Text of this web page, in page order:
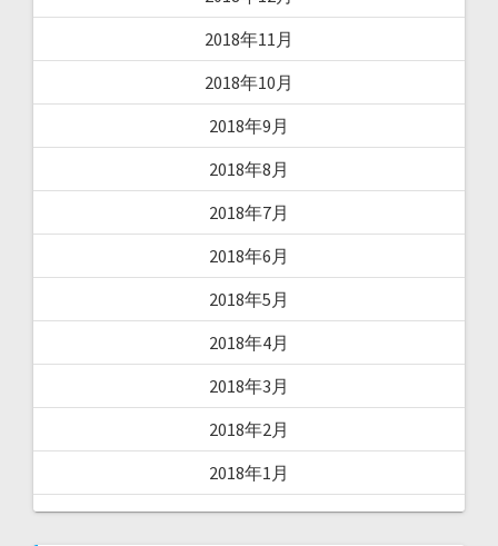
2018年11月
2018年10月
2018年9月
2018年8月
2018年7月
2018年6月
2018年5月
2018年4月
2018年3月
2018年2月
2018年1月